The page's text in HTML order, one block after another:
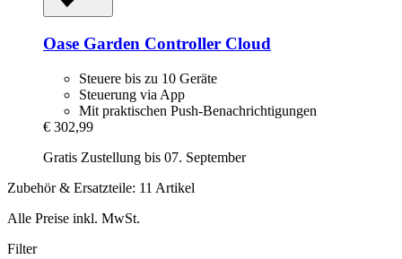
Oase Garden Controller Cloud
Steuere bis zu 10 Geräte
Steuerung via App
Mit praktischen Push-Benachrichtigungen
€ 302,99
Gratis Zustellung bis 07. September
Zubehör & Ersatzteile: 11 Artikel
Alle Preise inkl. MwSt.
Filter